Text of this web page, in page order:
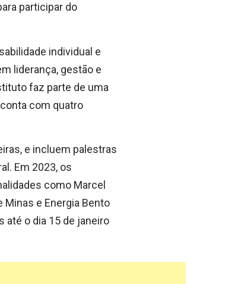
participar do
individual e
liderança, gestão e
faz parte de uma
com quatro
e incluem palestras
Em 2023, os
como Marcel
Minas e Energia Bento
até o dia 15 de janeiro